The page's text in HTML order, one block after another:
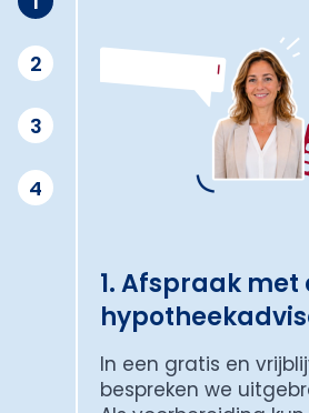
2
3
4
1. Afspraak met
In een gratis en
bespreken we